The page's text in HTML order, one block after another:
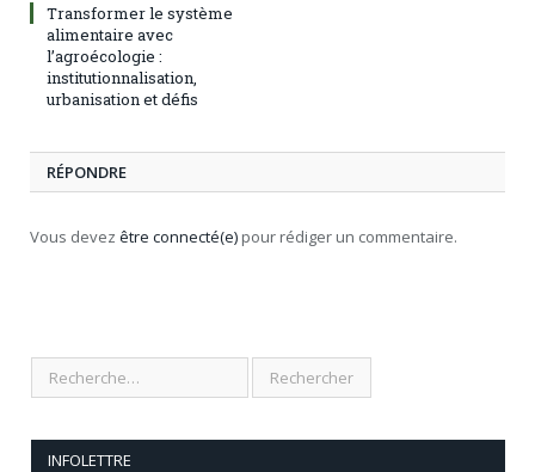
Transformer le système
alimentaire avec
l’agroécologie :
institutionnalisation,
urbanisation et défis
RÉPONDRE
Vous devez être connecté(e) pour rédiger un commentaire.
INFOLETTRE